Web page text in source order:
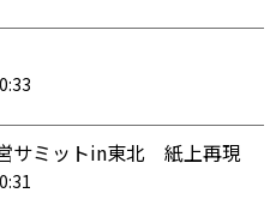
サミットin東北 紙上再現